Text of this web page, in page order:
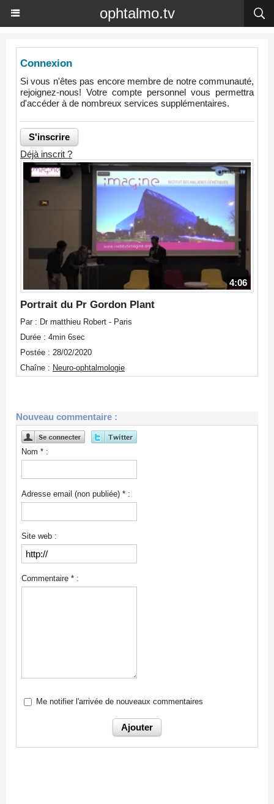
ophtalmo.tv
Connexion
Si vous n'êtes pas encore membre de notre communauté,
rejoignez-nous! Votre compte personnel vous permettra
d'accéder à de nombreux services supplémentaires.
Déjà inscrit ?
4:06
Portrait du Pr Gordon Plant
Par : Dr matthieu Robert - Paris
Durée : 4min 6sec
Postée : 28/02/2020
Chaîne : Neuro-ophtalmologie
Nouveau commentaire :
Nom * :
Adresse email (non publiée) * :
Site web :
Commentaire * :
Me notifier l'arrivée de nouveaux commentaires